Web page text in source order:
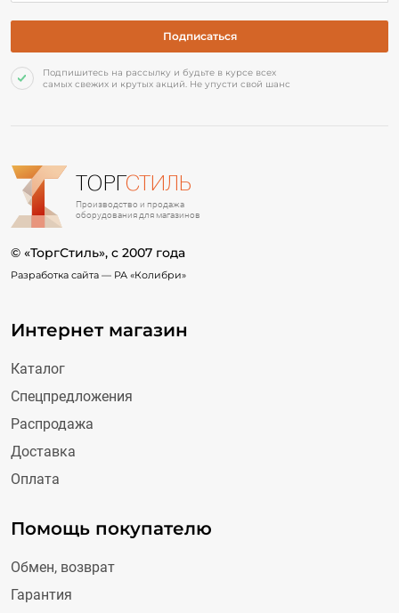
Подпишитесь на рассылку и будьте в курсе всех
самых свежих и крутых акций. Не упусти свой шанс
ТОРГСТИЛЬ
Производство и продажа
оборудования для магазинов
© «ТоргСтиль», c 2007 года
Разработка сайта — РА «Колибри»
Интернет магазин
Каталог
Спецпредложения
Распродажа
Доставка
Оплата
Помощь покупателю
Обмен, возврат
Гарантия